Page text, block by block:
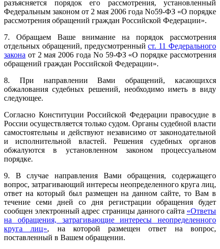
разъясняется порядок его рассмотрения, установленный
Федеральным законом от 2 мая 2006 года No59-ФЗ «О порядке
рассмотрения обращений граждан Российской Федерации».
7. Обращаем Ваше внимание на порядок рассмотрения
отдельных обращений, предусмотренныйст. 11 Федерального
закона от 2 мая 2006 года No 59-ФЗ «О порядке рассмотрения
обращений граждан Российской Федерации».
8. При направлении Вами обращений, касающихся
обжалования судебных решений, необходимо иметь в виду
следующее.
Согласно Конституции Российской Федерации правосудие в
России осуществляется только судом. Органы судебной власти
самостоятельны и действуют независимо от законодательной
и исполнительной властей. Решения судебных органов
обжалуются в установленном законом процессуальном
порядке.
9. В случае направления Вами обращения, содержащего
вопрос, затрагивающий интересы неопределенного круга лиц,
ответ на который был размещен на данном сайте, то Вам в
течение семи дней со дня регистрации обращения будет
сообщен электронный адрес страницы данного сайта «Ответы
на обращения, затрагивающие интересы неопределенного
круга лиц», на которой размещен ответ на вопрос,
поставленный в Вашем обращении.